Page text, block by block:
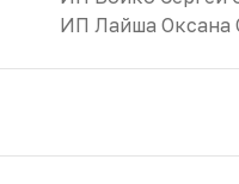
ИП Лайша Оксана